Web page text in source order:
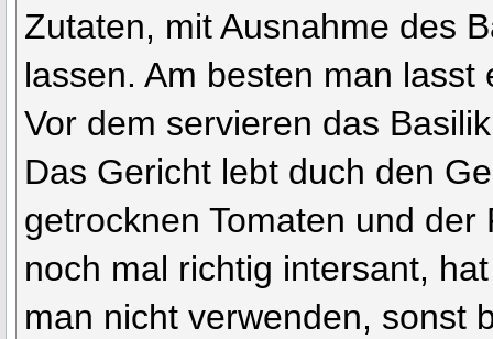
Zutaten, mit Ausnahme des
lassen. Am besten man
Vor dem servieren das
Das Gericht lebt duch den
getrocknen Tomaten und
noch mal richtig intersant,
man nicht verwenden, sonst